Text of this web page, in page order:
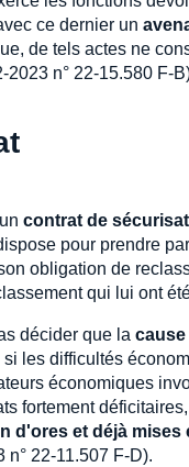
ce dernier un
de tels actes ne
2023 n° 22-15.580 F-
contrat de
pour prendre
obligation de
qui lui ont
décider que la
les difficultés
économiques
fortement
d'ores et déjà mises
n° 22-11.507 F-D).